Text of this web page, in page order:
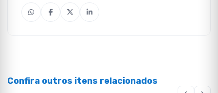
Confira outros itens relacionados